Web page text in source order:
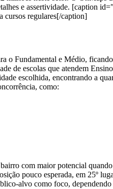
e assertividade. [caption
cursos regulares[/caption]
o Fundamental e Médio,
de escolas que atendem
escolhida, encontrando a
como:
com maior potencial
pouco esperada, em 25º
alvo como foco,